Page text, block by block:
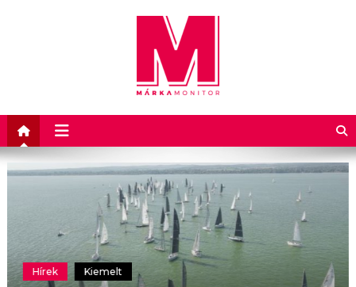
Márkamonitor
Karrier Kiemelt
Új technológiai vezető irányítja a